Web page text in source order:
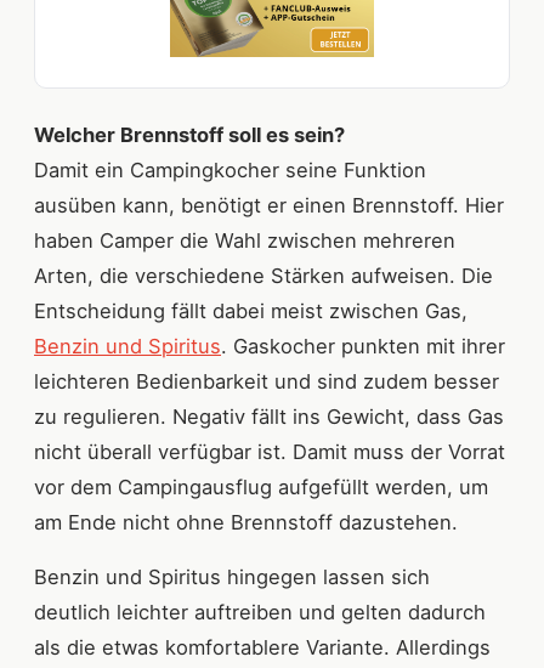
Welcher Brennstoff soll es sein?
Damit ein Campingkocher seine Funktion
ausüben kann, benötigt er einen Brennstoff. Hier
haben Camper die Wahl zwischen mehreren
Arten, die verschiedene Stärken aufweisen. Die
Entscheidung fällt dabei meist zwischen Gas,
Benzin und Spiritus. Gaskocher punkten mit ihrer
leichteren Bedienbarkeit und sind zudem besser
zu regulieren. Negativ fällt ins Gewicht, dass Gas
nicht überall verfügbar ist. Damit muss der Vorrat
vor dem Campingausflug aufgefüllt werden, um
am Ende nicht ohne Brennstoff dazustehen.
Benzin und Spiritus hingegen lassen sich
deutlich leichter auftreiben und gelten dadurch
als die etwas komfortablere Variante. Allerdings